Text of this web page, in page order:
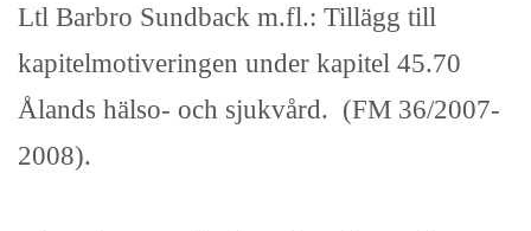
Ltl Barbro Sundback m.fl.: Tillägg till
kapitelmotiveringen under kapitel 45.70
Ålands hälso- och sjukvård. (FM 36/2007-
2008).